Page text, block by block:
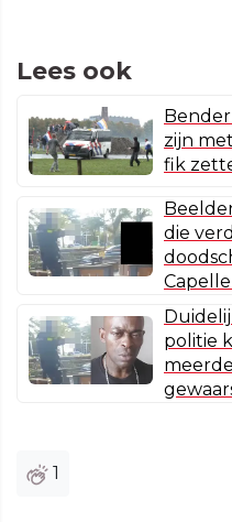
Lees ook
zijn
fik
die
Capelle
politie
1